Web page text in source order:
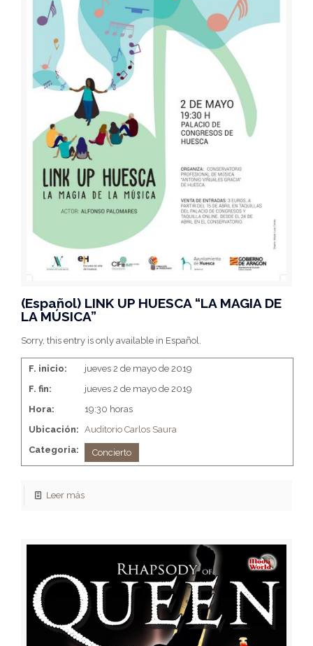
(Español) LINK UP HUESCA “LA MAGIA DE
LA MÚSICA”
Sorry, this entry is only available in Español.
F. inicio:
jueves 2 de mayo de 2019
F. fin:
jueves 2 de mayo de 2019
Hora:
19:30 horas
Ubicación: Auditorio Carlos Saura
Categoria:
Concierto
Leer más